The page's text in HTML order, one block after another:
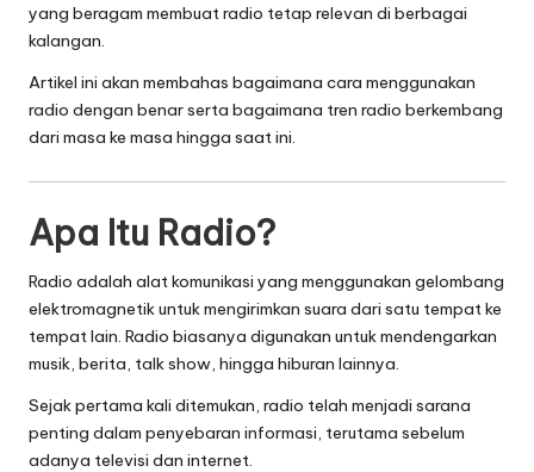
yang beragam membuat radio tetap relevan di berbagai
kalangan.
Artikel ini akan membahas bagaimana cara menggunakan
radio dengan benar serta bagaimana tren radio berkembang
dari masa ke masa hingga saat ini.
Apa Itu Radio?
Radio adalah alat komunikasi yang menggunakan gelombang
elektromagnetik untuk mengirimkan suara dari satu tempat ke
tempat lain. Radio biasanya digunakan untuk mendengarkan
musik, berita, talk show, hingga hiburan lainnya.
Sejak pertama kali ditemukan, radio telah menjadi sarana
penting dalam penyebaran informasi, terutama sebelum
adanya televisi dan internet.